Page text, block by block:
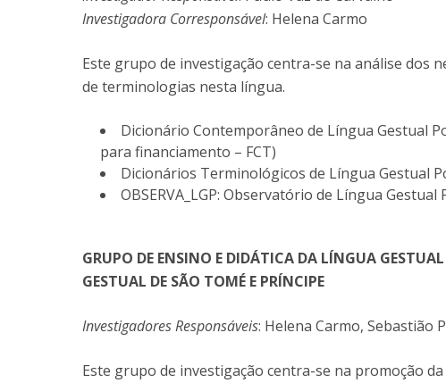
Investigadora Corresponsável: Helena Carmo
Este grupo de investigação centra-se na análise dos
de terminologias nesta língua.
Dicionário Contemporâneo de Língua Gestual
para financiamento – FCT)
Dicionários Terminológicos de Língua Gestual
OBSERVA_LGP: Observatório de Língua
GRUPO DE ENSINO E DIDÁTICA DA LÍNGUA
GESTUAL DE SÃO TOMÉ E PRÍNCIPE
Investigadores Responsáveis: Helena Carmo, Sebastião
Este grupo de investigação centra-se na promoção